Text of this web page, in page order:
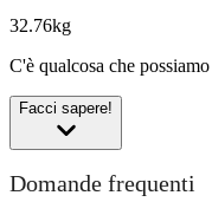
32.76kg
C'è qualcosa che
Facci sapere!
Domande frequenti